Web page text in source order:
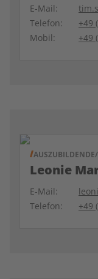
E-Mail:
Telefon:
+49
Mobil:
+49
Leonie
E-Mail:
Telefon:
+49